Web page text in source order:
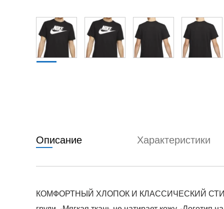
Описание Характеристики
КОМФОРТНЫЙ ХЛОПОК И КЛАССИЧЕСКИЙ СТИЛЬ.